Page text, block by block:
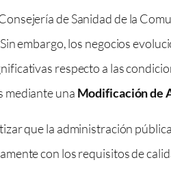
de Sanidad de la
embargo, los negocios
respecto a las
mediante una Modificación de
que la administración
con los requisitos de